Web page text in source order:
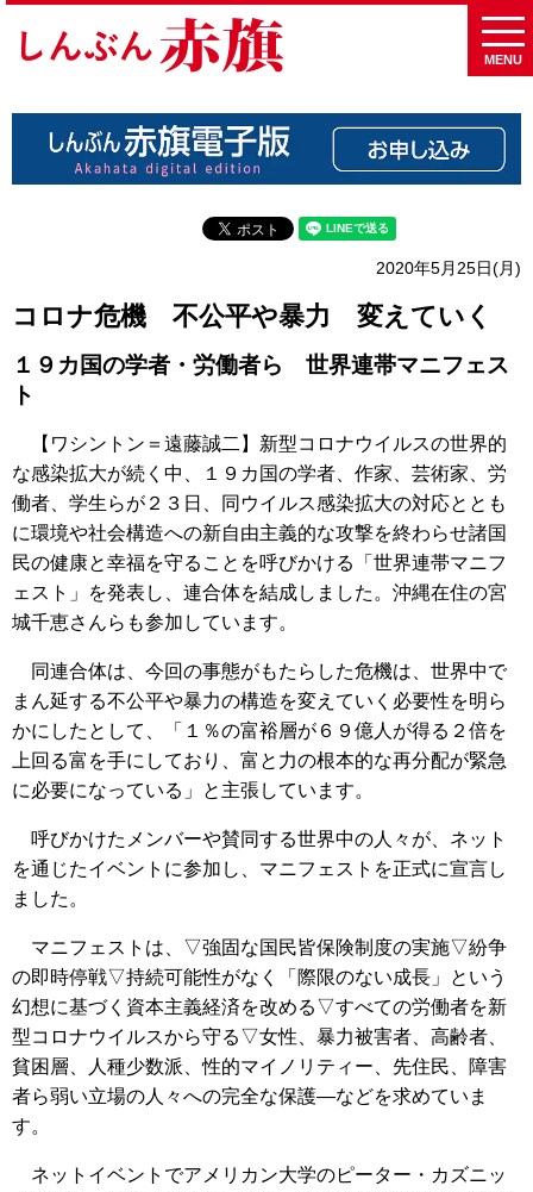
MENU
2020年5月25日(月)
コロナ危機 不公平や暴力 変えていく
１９カ国の学者・労働者ら 世界連帯マニフェス
ト
【ワシントン＝遠藤誠二】新型コロナウイルスの世界的
な感染拡大が続く中、１９カ国の学者、作家、芸術家、労
働者、学生らが２３日、同ウイルス感染拡大の対応ととも
に環境や社会構造への新自由主義的な攻撃を終わらせ諸国
民の健康と幸福を守ることを呼びかける「世界連帯マニフ
ェスト」を発表し、連合体を結成しました。沖縄在住の宮
城千恵さんらも参加しています。
同連合体は、今回の事態がもたらした危機は、世界中で
まん延する不公平や暴力の構造を変えていく必要性を明ら
かにしたとして、「１％の富裕層が６９億人が得る２倍を
上回る富を手にしており、富と力の根本的な再分配が緊急
に必要になっている」と主張しています。
呼びかけたメンバーや賛同する世界中の人々が、ネット
を通じたイベントに参加し、マニフェストを正式に宣言し
ました。
マニフェストは、▽強固な国民皆保険制度の実施▽紛争
の即時停戦▽持続可能性がなく「際限のない成長」という
幻想に基づく資本主義経済を改める▽すべての労働者を新
型コロナウイルスから守る▽女性、暴力被害者、高齢者、
貧困層、人種少数派、性的マイノリティー、先住民、障害
者ら弱い立場の人々への完全な保護―などを求めていま
す。
ネットイベントでアメリカン大学のピーター・カズニッ